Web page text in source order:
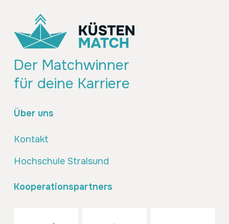
Der Matchwinner
für deine Karriere
Über uns
Kontakt
Hochschule Stralsund
Kooperationspartners